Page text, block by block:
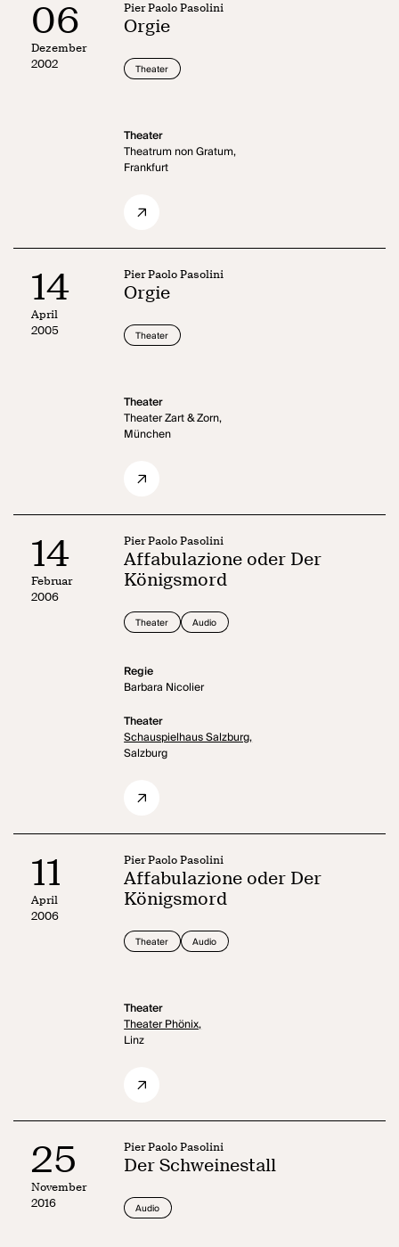
06
Dezember
2002
Pier Paolo Pasolini
Orgie
Theater
Theater
Theatrum non Gratum,
Frankfurt
14
April
2005
Pier Paolo Pasolini
Orgie
Theater
Theater
Theater Zart & Zorn,
München
14
Februar
2006
Pier Paolo Pasolini
Affabulazione oder Der
Königsmord
Theater Audio
Regie
Barbara Nicolier
Theater
Schauspielhaus Salzburg,
Salzburg
11
April
2006
Pier Paolo Pasolini
Affabulazione oder Der
Königsmord
Theater Audio
Theater
Theater Phönix,
Linz
25
November
2016
Pier Paolo Pasolini
Der Schweinestall
Audio